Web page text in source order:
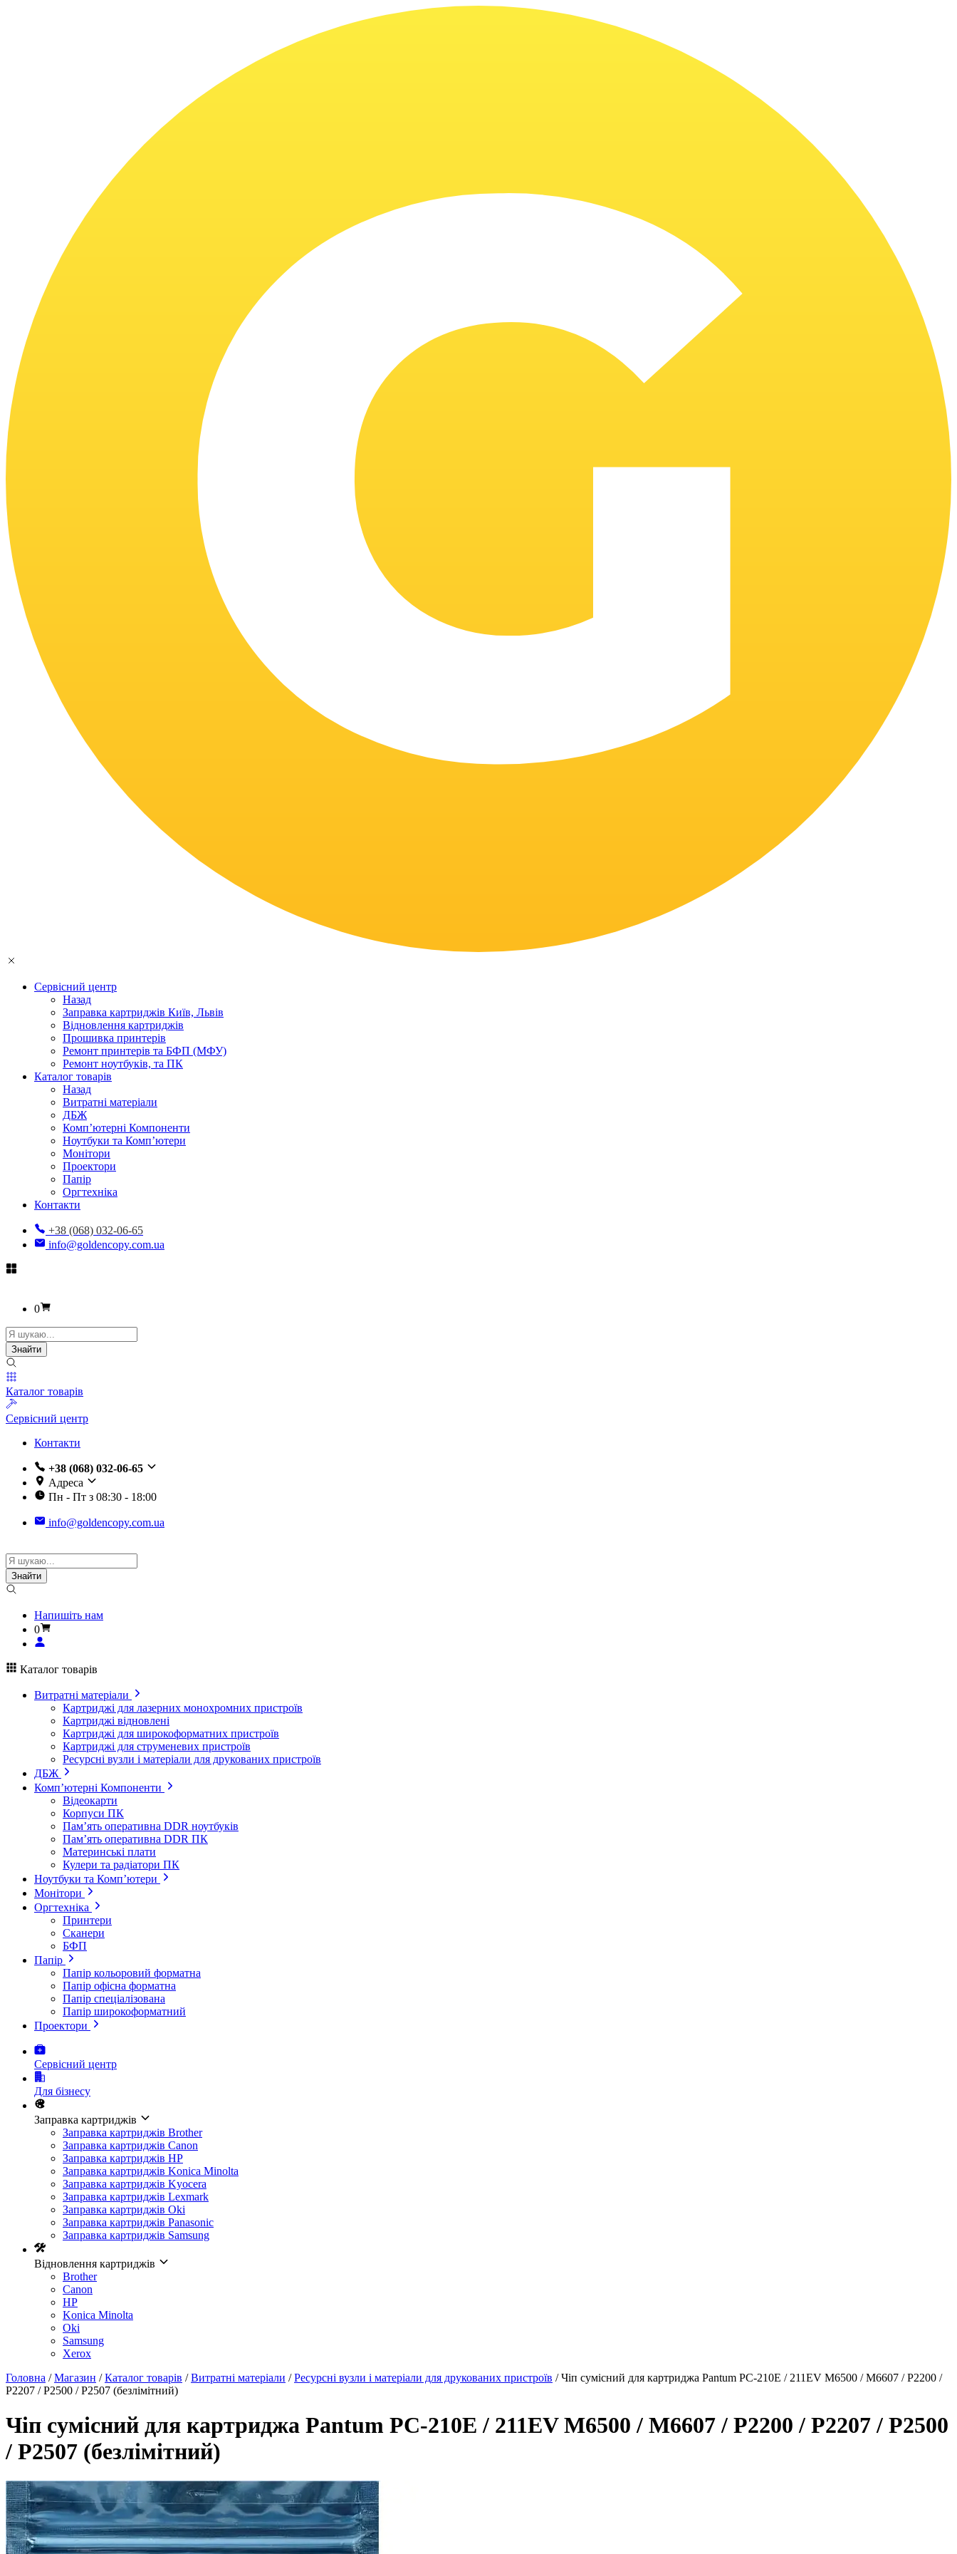
Сервісний центр
Назад
Заправка картриджів Київ, Львів
Відновлення картриджів
Прошивка принтерів
Ремонт принтерів та БФП (МФУ)
Ремонт ноутбуків, та ПК
Каталог товарів
Назад
Витратні матеріали
ДБЖ
Комп’ютерні Компоненти
Ноутбуки та Комп’ютери
Монітори
Проектори
Папір
Оргтехніка
Контакти
+38 (068) 032-06-65
info@goldencopy.com.ua
0
Пошук
товарів
Знайти
Каталог товарів
Сервісний центр
Контакти
+38 (068) 032-06-65
Адреса
Пн - Пт з 08:30 - 18:00
info@goldencopy.com.ua
Пошук
товарів
Знайти
Напишіть нам
0
Каталог товарів
Витратні матеріали
Картриджі для лазерних монохромних пристроїв
Картриджі відновлені
Картриджі для широкоформатних пристроїв
Картриджі для струменевих пристроїв
Ресурсні вузли і матеріали для друкованих пристроїв
ДБЖ
Комп’ютерні Компоненти
Відеокарти
Корпуси ПК
Пам’ять оперативна DDR ноутбуків
Пам’ять оперативна DDR ПК
Материнські плати
Кулери та радіатори ПК
Ноутбуки та Комп’ютери
Монітори
Оргтехніка
Принтери
Сканери
БФП
Папір
Папір кольоровий форматна
Папір офісна форматна
Папір спеціалізована
Папір широкоформатний
Проектори
Сервісний центр
Для бізнесу
Заправка картриджів
Заправка картриджів Brother
Заправка картриджів Canon
Заправка картриджів HP
Заправка картриджів Konica Minolta
Заправка картриджів Kyocera
Заправка картриджів Lexmark
Заправка картриджів Oki
Заправка картриджів Panasonic
Заправка картриджів Samsung
Відновлення картриджів
Brother
Canon
HP
Konica Minolta
Oki
Samsung
Xerox
Головна /Магазин /Каталог товарів /Витратні матеріали /Ресурсні вузли і матеріали для друкованих пристроїв / Чіп сумісний для картриджа Pantum PC-210E / 211EV M6500 / M6607 / P2200 /
P2207 / P2500 / P2507 (безлімітний)
Чіп сумісний для картриджа Pantum PC-210E / 211EV M6500 / M6607 / P2200 / P2207 / P2500
/ P2507 (безлімітний)